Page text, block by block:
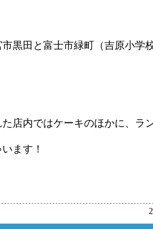
市黒田と富士市緑町（吉原小学
店内ではケーキのほかに、ラ
ます！